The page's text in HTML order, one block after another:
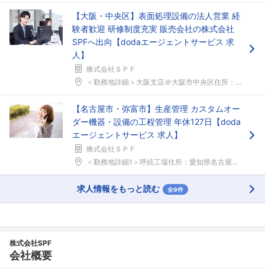
【大阪・中央区】表面処理設備の法人営業 経
験者歓迎 研修制度充実 販売会社の株式会社
SPFへ出向【dodaエージェントサービス 求
人】
株式会社ＳＰＦ
＜勤務地詳細＞大阪支店＠大阪市中央区住所：大阪府大...
【名古屋市・弥富市】生産管理 カスタムオー
ダー機器・設備の工程管理 年休127日【doda
エージェントサービス 求人】
株式会社ＳＰＦ
＜勤務地詳細1＞呼続工場住所：愛知県名古屋市南区千...
求人情報をもっと読む 全9件
株式会社SPF
会社概要